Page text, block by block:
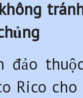
đảo
Rico